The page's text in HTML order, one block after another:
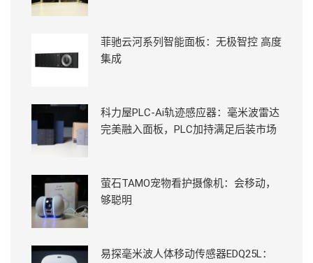
菲驰云河系列智能面板：无极智控 高度
集成
科力屋PLC-Ai轨迹感应器：毫米波雷达
完美融入面板，PLC加持满足后装市场
萤石TAMO宠物看护摄像机：会移动，
够聪明
易探毫米波人体移动传感器EDQ25L：